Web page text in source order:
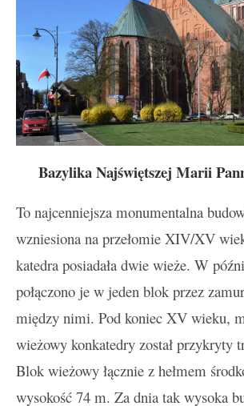
Bazylika Najświętszej Marii
To najcenniejsza monumentalna
wzniesiona na przełomie XIV/XV
katedra posiadała dwie wieże. W
połączono je w jeden blok przez
między nimi. Pod koniec XV wieku,
wieżowy konkatedry został przykryty
Blok wieżowy łącznie z hełmem
wysokość 74 m. Za dnia tak wysoka